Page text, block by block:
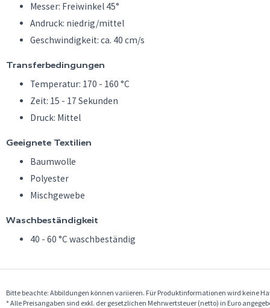
Messer: Freiwinkel 45°
Andruck: niedrig/mittel
Geschwindigkeit: ca. 40 cm/s
Transferbedingungen
Temperatur: 170 - 160 °C
Zeit: 15 - 17 Sekunden
Druck: Mittel
Geeignete Textilien
Baumwolle
Polyester
Mischgewebe
Waschbeständigkeit
40 - 60 °C waschbeständig
Bitte beachte: Abbildungen können variieren. Für Produktinformationen wird keine
* Alle Preisangaben sind exkl. der gesetzlichen Mehrwertsteuer (netto) in Euro